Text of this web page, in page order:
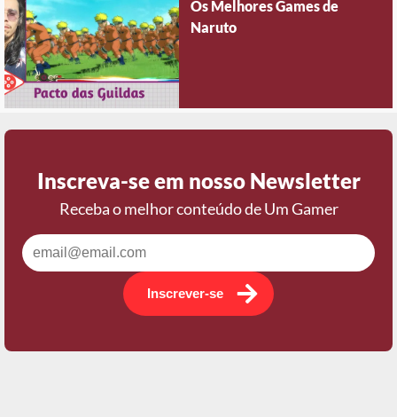
Os Melhores Games de
Naruto
Inscreva-se em nosso Newsletter
Receba o melhor conteúdo de Um Gamer
Inscrever-se